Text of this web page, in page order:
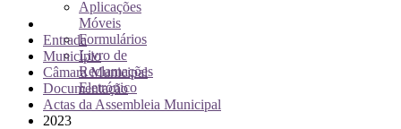
Aplicações
Móveis
Formulários
Livro de
Reclamações
Eletrónico
Entrada
Município
Câmara Municipal
Documentação
Actas da Assembleia Municipal
2023